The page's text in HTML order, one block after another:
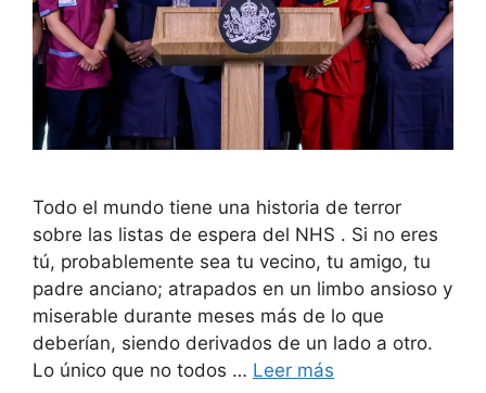
Todo el mundo tiene una historia de terror
sobre las listas de espera del NHS . Si no eres
tú, probablemente sea tu vecino, tu amigo, tu
padre anciano; atrapados en un limbo ansioso y
miserable durante meses más de lo que
deberían, siendo derivados de un lado a otro.
Lo único que no todos … Leer más